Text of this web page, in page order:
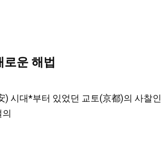
운 해법
시대*부터 있었던 교토(京都)의 사찰